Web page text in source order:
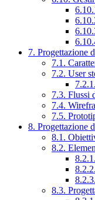
7. Progettazione
7.1.
7.2. User
7.3. Flussi
7.4.
7.5.
8. Progettazione
8.1.
8.2.
8.3.